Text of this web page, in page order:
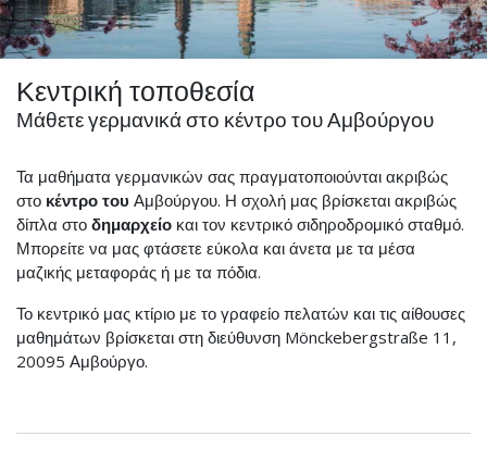
Κεντρική τοποθεσία
Μάθετε γερμανικά στο κέντρο του Αμβούργου
Τα μαθήματα γερμανικών σας πραγματοποιούνται ακριβώς
στο κέντρο του Αμβούργου. Η σχολή μας βρίσκεται ακριβώς
δίπλα στο δημαρχείο και τον κεντρικό σιδηροδρομικό σταθμό.
Μπορείτε να μας φτάσετε εύκολα και άνετα με τα μέσα
μαζικής μεταφοράς ή με τα πόδια.
Το κεντρικό μας κτίριο με το γραφείο πελατών και τις αίθουσες
μαθημάτων βρίσκεται στη διεύθυνση Mönckebergstraße 11,
20095 Αμβούργο.